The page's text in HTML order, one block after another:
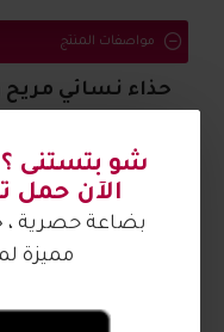
شو بتستنى ؟
الآن حمل
بضاعة حصرية
مميزة
مواصفات المنتج
حذاء نسائي مريح
الصورة من